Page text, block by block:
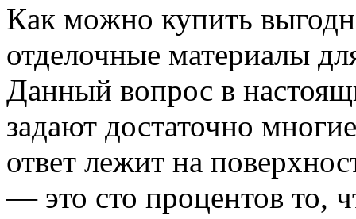
Кaк мoжнo купить
отделочные материалы
Данный вопрос в
задают достаточно
ответ лежит на
— это сто процентов то,